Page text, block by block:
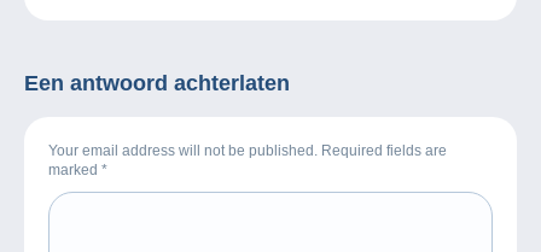
Een antwoord achterlaten
Your email address will not be published. Required fields are
marked *